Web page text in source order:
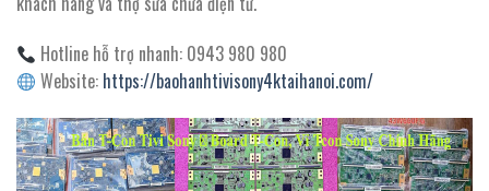
Hotline hỗ trợ nhanh: 0943 980 980
Website: https://baohanhtivisony4ktaihanoi.com/